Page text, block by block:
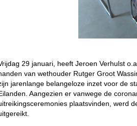
29 januari, heeft Jeroen Verhulst
van wethouder Rutger Groot
jarenlange belangeloze inzet voor de
Aangezien er vanwege de
plaatsvinden, werd